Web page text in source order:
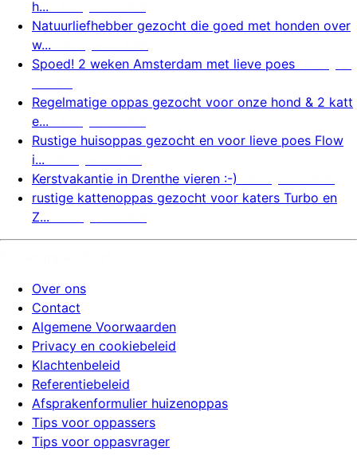
h...
Natuurliefhebber gezocht die goed met honden over
w...
Spoed! 2 weken Amsterdam met lieve poes
Regelmatige oppas gezocht voor onze hond & 2 katt
e...
Rustige huisoppas gezocht en voor lieve poes Flow
i...
Kerstvakantie in Drenthe vieren :-)
rustige kattenoppas gezocht voor katers Turbo en
Z...
Over ons
Contact
Algemene Voorwaarden
Privacy en cookiebeleid
Klachtenbeleid
Referentiebeleid
Afsprakenformulier huizenoppas
Tips voor oppassers
Tips voor oppasvrager